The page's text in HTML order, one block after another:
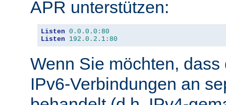
APR unterstützen:
Listen 0.0 . 0.0 : 80
Listen
192.0 . 2.1 : 80
Wenn Sie möchten,
IPv6-Verbindungen an